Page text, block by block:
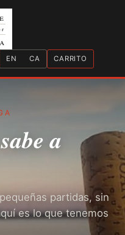
EN CA CARRITO
a
partidas, sin
es lo que tenemos